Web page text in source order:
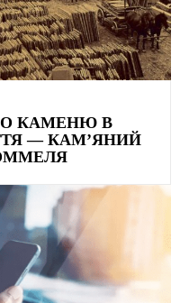
КАМЕНЮ В
— КАМ’ЯНИЙ